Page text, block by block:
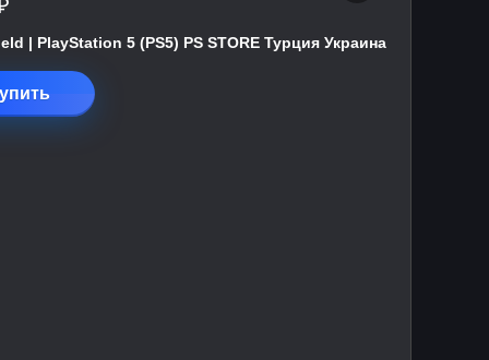
| PlayStation 5 (PS5) PS STORE Турция Украина